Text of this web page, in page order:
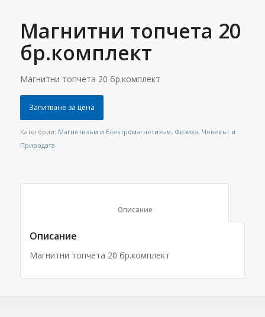
Магнитни топчета 20
бр.комплект
Магнитни топчета 20 бр.комплект
Запитване за цена
Категории: Магнетизъм и Електромагнетизъм, Физика, Човекът и
Природата
						Описание
Описание
Магнитни топчета 20 бр.комплект